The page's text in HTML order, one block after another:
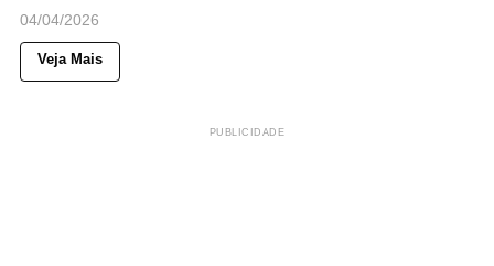
04/04/2026
Veja Mais
PUBLICIDADE